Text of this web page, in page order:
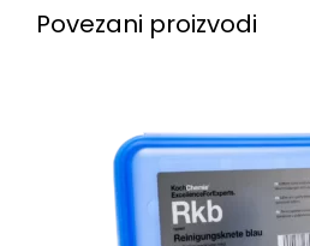
Povezani proizvodi